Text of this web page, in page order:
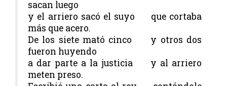
sacan luego
y el arriero sacó el suyo que cortaba
más que acero.
De los siete mató cinco y otros dos
fueron huyendo
a dar parte a la justicia y al arriero
meten preso.